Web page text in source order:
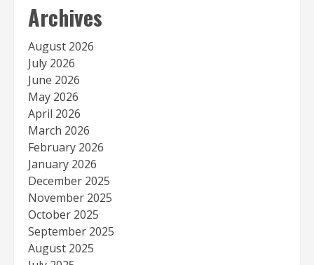
Archives
August 2026
July 2026
June 2026
May 2026
April 2026
March 2026
February 2026
January 2026
December 2025
November 2025
October 2025
September 2025
August 2025